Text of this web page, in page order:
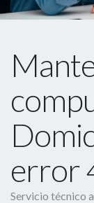
error
Servicio técnico